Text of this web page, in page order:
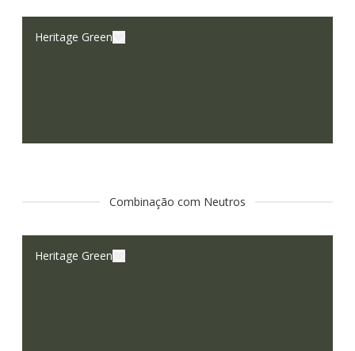
Heritage Green
Combinação com Neutros
Heritage Green